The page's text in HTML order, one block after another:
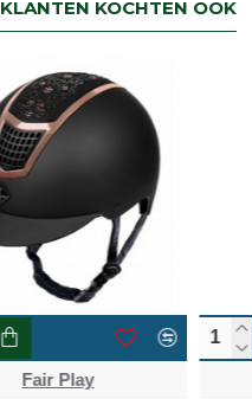
KLANTEN KOCHTEN OOK
Fair Play